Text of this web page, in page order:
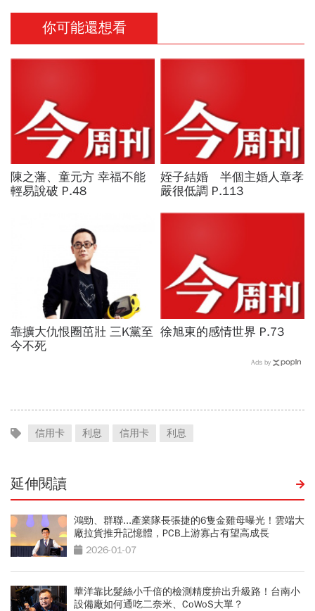
你可能還想看
陳之藩、童元方 幸福不能
輕易說破 P.48
姪子結婚 半個主婚人章孝
嚴很低調 P.113
靠擴大仇恨圈茁壯 三K黨至
今不死
徐旭東的感情世界 P.73
Ads by
信用卡 利息 信用卡 利息
延伸閱讀
鴻勁、群聯...產業隊長張捷的6隻金雞母曝光！雲端大
廠拉貨推升記憶體，PCB上游寡占有望高成長
2026-01-07
華洋靠比髮絲小千倍的檢測精度拚出升級路！台南小
設備廠如何通吃二奈米、CoWoS大單？